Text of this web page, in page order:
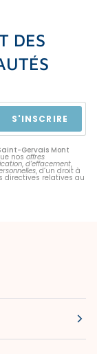
DES
S'INSCRIRE
Gervais Mont
nos offres
, d’effacement,
, d’un droit à
directives relatives au